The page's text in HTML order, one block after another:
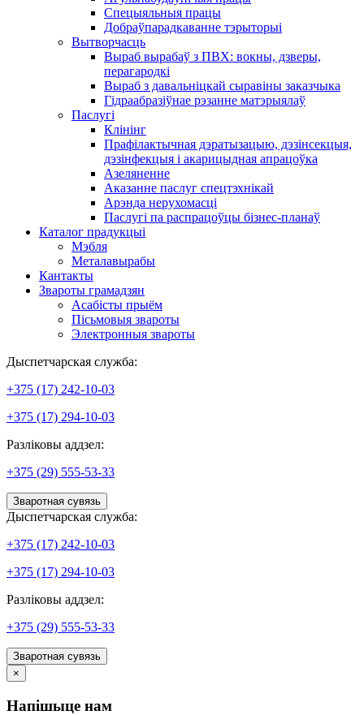
Спецыяльныя працы
Добраўпарадкаванне тэрыторыі
Вытворчасць
Выраб вырабаў з ПВХ: вокны, дзверы,
перагародкі
Выраб з давальніцкай сыравіны заказчыка
Гідраабразіўнае рэзанне матэрыялаў
Паслугі
Клінінг
Прафілактычная дэратызацыю, дэзiнсекцыя,
дэзінфекцыя і акарицыдная апрацоўка
Азеляненне
Аказанне паслуг спецтэхнікай
Арэнда нерухомасці
Паслугі па распрацоўцы бізнес-планаў
Каталог прадукцыі
Мэбля
Металавырабы
Кантакты
Звароты грамадзян
Асабісты прыём
Пісьмовыя звароты
Электронныя звароты
Дыспетчарская служба:
+375 (17) 242-10-03
+375 (17) 294-10-03
Разліковы аддзел:
+375 (29) 555-53-33
Зваротная сувязь
Дыспетчарская служба:
+375 (17) 242-10-03
+375 (17) 294-10-03
Разліковы аддзел:
+375 (29) 555-53-33
Зваротная сувязь
×
Напішыце нам